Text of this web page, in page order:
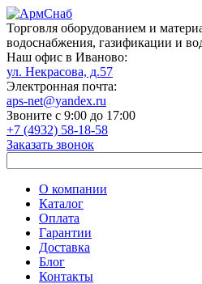
Торговля оборудованием и
водоснабжения, газификации и
Наш офис в Иваново:
ул. Некрасова, д.57
Электронная почта:
aps-net@yandex.ru
Звоните с 9:00 до 17:00
+7 (4932) 58-18-58
Заказать звонок
О компании
Каталог
Оплата
Гарантии
Доставка
Блог
Контакты